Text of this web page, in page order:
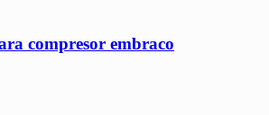
compresor embraco